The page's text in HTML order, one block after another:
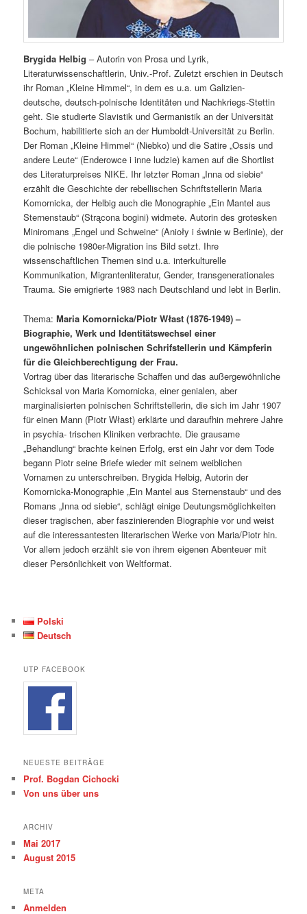
Brygida Helbig – Autorin von Prosa und Lyrik,
Literaturwissenschaftlerin, Univ.-Prof. Zuletzt erschien in Deutsch
ihr Roman „Kleine Himmel“, in dem es u.a. um Galizien-
deutsche, deutsch-polnische Identitäten und Nachkriegs-Stettin
geht. Sie studierte Slavistik und Germanistik an der Universität
Bochum, habilitierte sich an der Humboldt-Universität zu Berlin.
Der Roman „Kleine Himmel“ (Niebko) und die Satire „Ossis und
andere Leute“ (Enderowce i inne ludzie) kamen auf die Shortlist
des Literaturpreises NIKE. Ihr letzter Roman „Inna od siebie“
erzählt die Geschichte der rebellischen Schriftstellerin Maria
Komornicka, der Helbig auch die Monographie „Ein Mantel aus
Sternenstaub“ (Strącona bogini) widmete. Autorin des grotesken
Miniromans „Engel und Schweine“ (Anioły i świnie w Berlinie), der
die polnische 1980er-Migration ins Bild setzt. Ihre
wissenschaftlichen Themen sind u.a. interkulturelle
Kommunikation, Migrantenliteratur, Gender, transgenerationales
Trauma. Sie emigrierte 1983 nach Deutschland und lebt in Berlin.
Thema:Maria Komornicka/Piotr Włast (1876-1949) –
Biographie, Werk und Identitätswechsel einer
ungewöhnlichen polnischen Schrifstellerin und Kämpferin
für die Gleichberechtigung der Frau.
Vortrag über das literarische Schaffen und das außergewöhnliche
Schicksal von Maria Komornicka, einer genialen, aber
marginalisierten polnischen Schriftstellerin, die sich im Jahr 1907
für einen Mann (Piotr Włast) erklärte und daraufhin mehrere Jahre
in psychia- trischen Kliniken verbrachte. Die grausame
„Behandlung“ brachte keinen Erfolg, erst ein Jahr vor dem Tode
begann Piotr seine Briefe wieder mit seinem weiblichen
Vornamen zu unterschreiben. Brygida Helbig, Autorin der
Komornicka-Monographie „Ein Mantel aus Sternenstaub“ und des
Romans „Inna od siebie“, schlägt einige Deutungsmöglichkeiten
dieser tragischen, aber faszinierenden Biographie vor und weist
auf die interessantesten literarischen Werke von Maria/Piotr hin.
Vor allem jedoch erzählt sie von ihrem eigenen Abenteuer mit
dieser Persönlichkeit von Weltformat.
Polski
Deutsch
UTP FACEBOOK
NEUESTE BEITRÄGE
Prof. Bogdan Cichocki
Von uns über uns
ARCHIV
Mai 2017
August 2015
META
Anmelden